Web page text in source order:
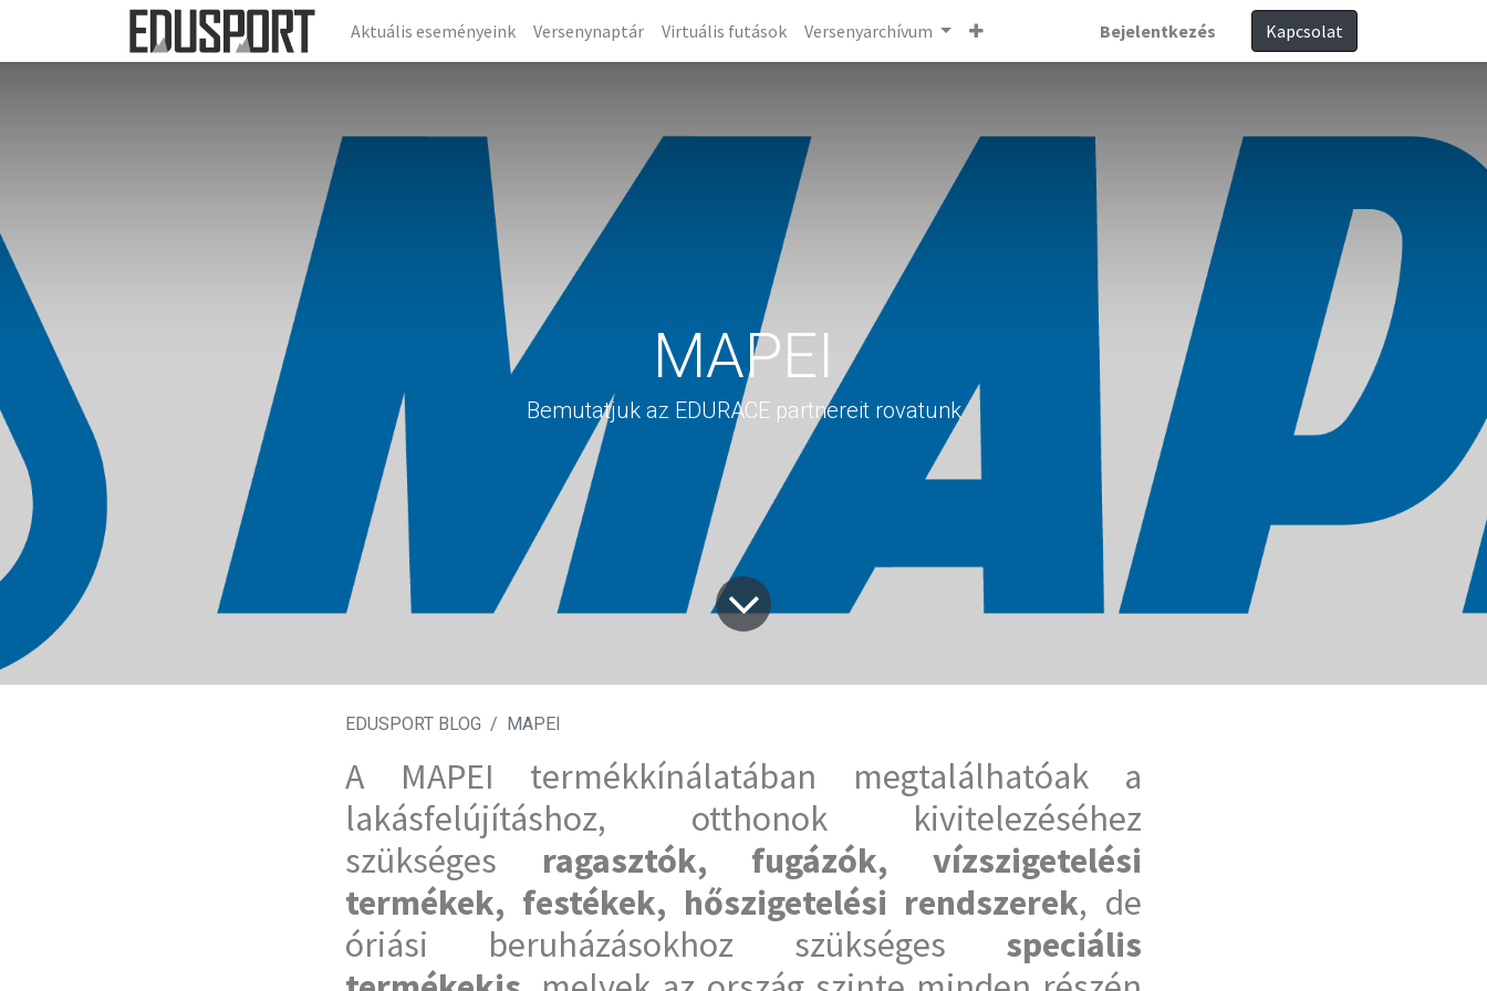
Aktuális eseményeink Versenynaptár Virtuális futások Versenyarchívum Bejelentkezés Kapcsolat
MAPEI
Bemutatjuk az EDURACE partnereit rovatunk
EDUSPORT BLOG MAPEI
A MAPEI termékkínálatában megtalálhatóak a
lakásfelújításhoz, otthonok kivitelezéséhez
szükséges ragasztók, fugázók, vízszigetelési
termékek, festékek, hőszigetelési rendszerek, de
óriási beruházásokhoz szükséges speciális